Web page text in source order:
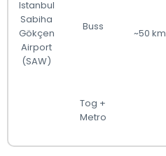
Istanbul
Sabiha
Gökçen
Airport
(SAW)
~50 km
Buss
Tog +
Metro